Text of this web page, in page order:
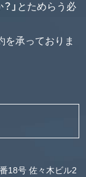
」とためらう必
を承っておりま
18号 佐々木ビル2